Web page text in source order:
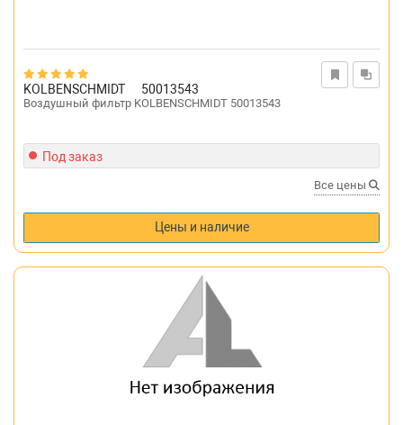
KOLBENSCHMIDT 50013543
Воздушный фильтр KOLBENSCHMIDT 50013543
Под заказ
Все цены
Цены и наличие